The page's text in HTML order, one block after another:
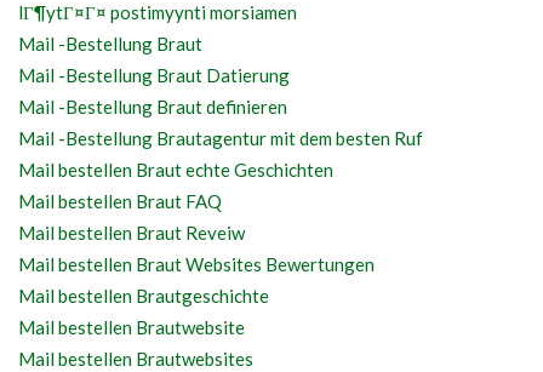
lГ¶ytГ¤Г¤ postimyynti morsiamen
Mail -Bestellung Braut
Mail -Bestellung Braut Datierung
Mail -Bestellung Braut definieren
Mail -Bestellung Brautagentur mit dem besten Ruf
Mail bestellen Braut echte Geschichten
Mail bestellen Braut FAQ
Mail bestellen Braut Reveiw
Mail bestellen Braut Websites Bewertungen
Mail bestellen Brautgeschichte
Mail bestellen Brautwebsite
Mail bestellen Brautwebsites